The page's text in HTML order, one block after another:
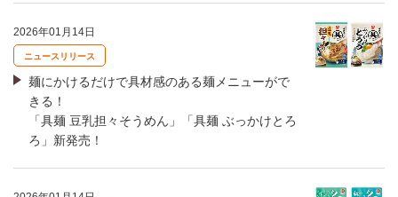
2026年01月14日
ニュースリリース
麺にかけるだけで具材感のある麺メニューがで
きる！
「具麺 豆乳担々そうめん」「具麺 ぶっかけとろ
ろ」新発売！